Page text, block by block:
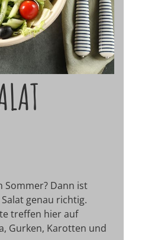
Sommer? Dann ist
genau richtig.
treffen hier auf
Gurken, Karotten und